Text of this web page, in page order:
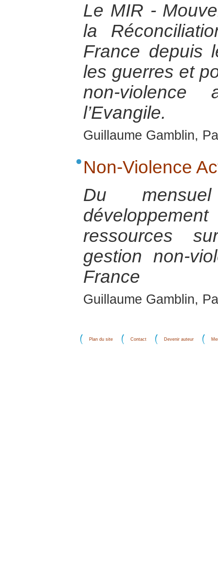
Le MIR -
la
France depuis
les guerres et
non-violence
l’Evangile.
Guillaume Gamblin,
Non-Violence
Du
ressources
gestion non-
France
Guillaume Gamblin,
Plan du site Contact Devenir auteur